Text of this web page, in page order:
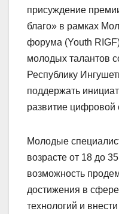
присуждение
благо» в рамках
форума (Youth
молодых талантов
Республику
поддержать
развитие цифровой
Молодые
возрасте от 18 до
возможность
достижения в
технологий и